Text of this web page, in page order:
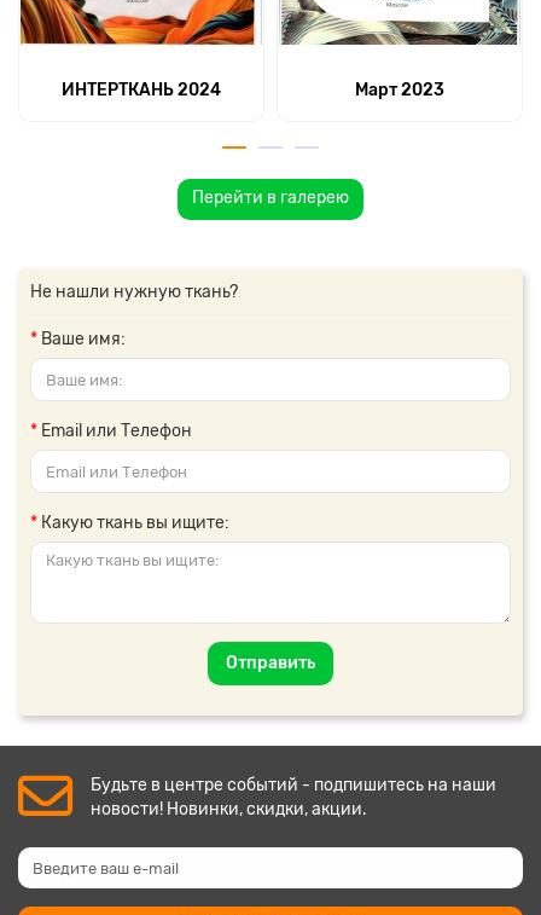
ИНТЕРТКАНЬ 2024 Март 2023
Перейти в галерею
Не нашли нужную ткань?
Ваше имя:
Email или Телефон
Какую ткань вы ищите:
Отправить
Будьте в центре событий - подпишитесь на наши
новости! Новинки, скидки, акции.